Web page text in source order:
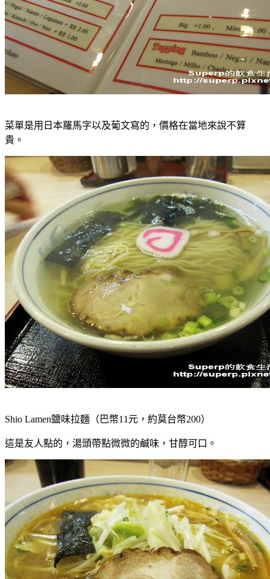
菜單是用日本羅馬字以及葡文寫的，價格在當地來說不算
貴。
Shio Lamen鹽味拉麵（巴幣11元，約莫台幣200）
這是友人點的，湯頭帶點微微的鹹味，甘醇可口。